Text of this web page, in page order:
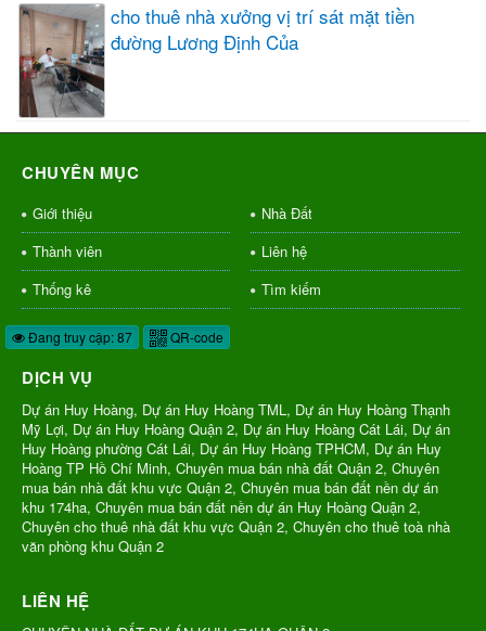
cho thuê nhà xưởng vị trí sát mặt tiền
đường Lương Định Của
CHUYÊN MỤC
Giới thiệu
Nhà Đất
Thành viên
Liên hệ
Thống kê
Tìm kiếm
Đang truy cập: 87 QR-code
DỊCH VỤ
Dự án Huy Hoàng, Dự án Huy Hoàng TML, Dự án Huy Hoàng Thạnh
Mỹ Lợi, Dự án Huy Hoàng Quận 2, Dự án Huy Hoàng Cát Lái, Dự án
Huy Hoàng phường Cát Lái, Dự án Huy Hoàng TPHCM, Dự án Huy
Hoàng TP Hồ Chí Minh, Chuyên mua bán nhà đất Quận 2, Chuyên
mua bán nhà đất khu vực Quận 2, Chuyên mua bán đất nền dự án
khu 174ha, Chuyên mua bán đất nền dự án Huy Hoàng Quận 2,
Chuyên cho thuê nhà đất khu vực Quận 2, Chuyên cho thuê toà nhà
văn phòng khu Quận 2
LIÊN HỆ